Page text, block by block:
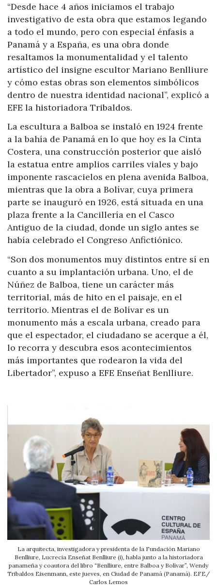
“Desde hace 4 años iniciamos el trabajo
investigativo de esta obra que estamos legando
a todo el mundo, pero con especial énfasis a
Panamá y a España, es una obra donde
resaltamos la monumentalidad y el talento
artístico del insigne escultor Mariano Benlliure
y cómo estas obras son elementos simbólicos
dentro de nuestra identidad nacional”, explicó a
EFE la historiadora Tribaldos.
La escultura a Balboa se instaló en 1924 frente
a la bahía de Panamá en lo que hoy es la Cinta
Costera, una construcción posterior que aisló
la estatua entre amplios carriles viales y bajo
imponente rascacielos en plena avenida Balboa,
mientras que la obra a Bolívar, cuya primera
parte se inauguró en 1926, está situada en una
plaza frente a la Cancillería en el Casco
Antiguo de la ciudad, donde un siglo antes se
había celebrado el Congreso Anfictiónico.
“Son dos monumentos muy distintos entre sí en
cuanto a su implantación urbana. Uno, el de
Núñez de Balboa, tiene un carácter más
territorial, más de hito en el paisaje, en el
territorio. Mientras el de Bolívar es un
monumento más a escala urbana, creado para
que el espectador, el ciudadano se acerque a él,
lo recorra y descubra esos acontecimientos
más importantes que rodearon la vida del
Libertador”, expuso a EFE Enseñat Benlliure.
La arquitecta, investigadora y presidenta de la Fundación Mariano
Benlliure, Lucrecia Enseñat Benlliure (i), habla junto a la historiadora
panameña y coautora del libro “Benlliure, entre Balboa y Bolívar”, Wendy
Tribaldos Eisenmann, este jueves, en Ciudad de Panamá (Panamá). EFE/
Carlos Lemos